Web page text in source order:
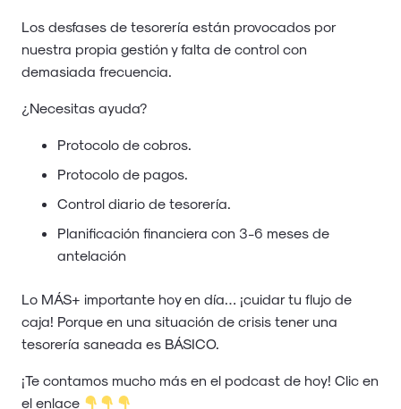
Los desfases de tesorería están provocados por
nuestra propia gestión y falta de control con
demasiada frecuencia.
¿Necesitas ayuda?
Protocolo de cobros.
Protocolo de pagos.
Control diario de tesorería.
Planificación financiera con 3-6 meses de
antelación
Lo MÁS+ importante hoy en día… ¡cuidar tu flujo de
caja! Porque en una situación de crisis tener una
tesorería saneada es BÁSICO.
¡Te contamos mucho más en el podcast de hoy! Clic en
el enlace